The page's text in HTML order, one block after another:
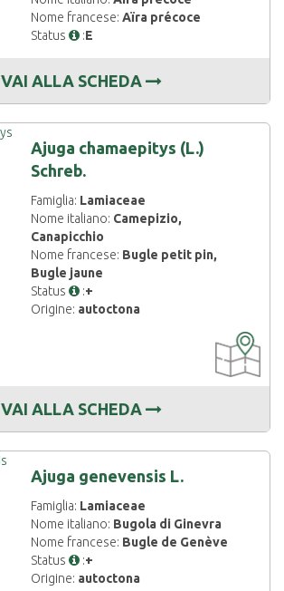
Nome francese:Aïra précoce
Status
:E
VAI ALLA SCHEDA
Ajuga chamaepitys (L.)
Schreb.
Famiglia: Lamiaceae
Nome italiano: Camepizio,
Canapicchio
Nome francese: Bugle petit pin,
Bugle jaune
Status
:+
Origine: autoctona
DISPONIBILE
VAI ALLA SCHEDA
Ajuga genevensis L.
Famiglia: Lamiaceae
Nome italiano: Bugola di Ginevra
Nome francese: Bugle de Genève
Status
:+
Origine: autoctona